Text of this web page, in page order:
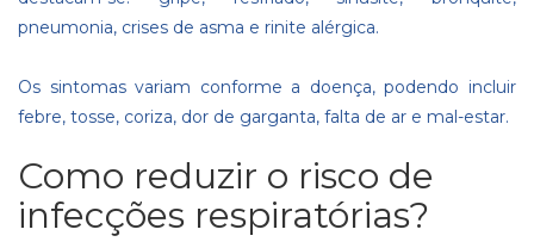
pneumonia, crises de asma e rinite alérgica.
Os sintomas variam conforme a doença, podendo incluir
febre, tosse, coriza, dor de garganta, falta de ar e mal-estar.
Como reduzir o risco de
infecções respiratórias?